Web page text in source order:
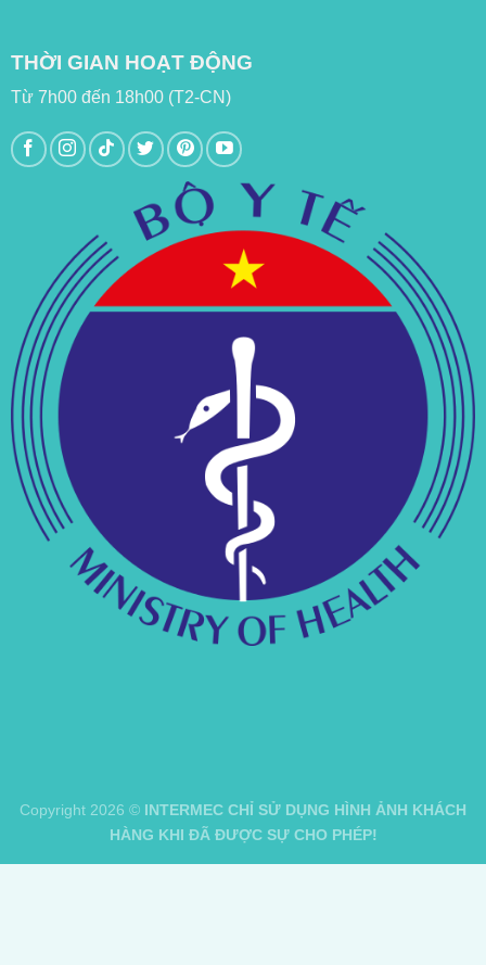
THỜI GIAN HOẠT ĐỘNG
Từ 7h00 đến 18h00 (T2-CN)
Copyright 2026 © INTERMEC CHỈ SỬ DỤNG HÌNH ẢNH KHÁCH
HÀNG KHI ĐÃ ĐƯỢC SỰ CHO PHÉP!